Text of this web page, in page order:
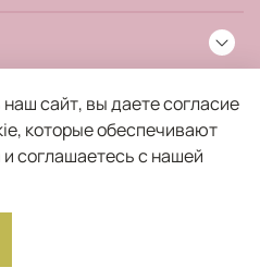
сайт, вы даете согласие
которые обеспечивают
соглашаетесь с нашей